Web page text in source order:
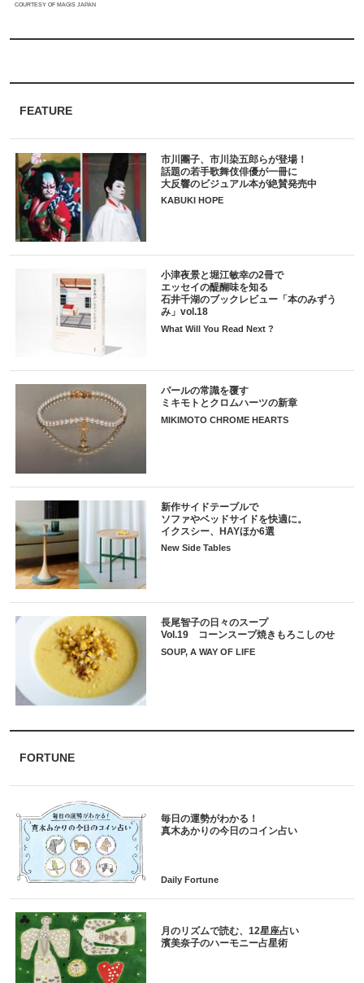
FEATURE
市川團子、市川染五郎らが登場！
話題の若手歌舞伎俳優が一冊に
大反響のビジュアル本が絶賛発売中
KABUKI HOPE
小津夜景と堀江敏幸の2冊で
エッセイの醍醐味を知る
石井千湖のブックレビュー「本のみずう
み」vol.18
What Will You Read Next ?
パールの常識を覆す
ミキモトとクロムハーツの新章
MIKIMOTO CHROME HEARTS
新作サイドテーブルで
ソファやベッドサイドを快適に。
イクスシー、HAYほか6選
New Side Tables
長尾智子の日々のスープ
Vol.19 コーンスープ焼きもろこしのせ
SOUP, A WAY OF LIFE
FORTUNE
毎日の運勢がわかる！
月のリズムで読む、12星座占い
COURTESY OF MAGIS JAPAN